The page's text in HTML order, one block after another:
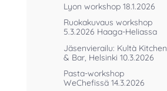
Lyon workshop 18.1.2026
Ruokakuvaus workshop
5.3.2026 Haaga-Heliassa
Jäsenvierailu: Kultà Kitchen
& Bar, Helsinki 10.3.2026
Pasta-workshop
WeChefissä 14.3.2026